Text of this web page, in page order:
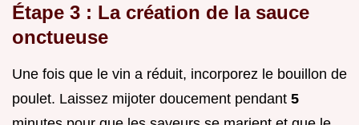
Étape 3 : La création de la sauce
onctueuse
Une fois que le vin a réduit, incorporez le bouillon de
poulet. Laissez mijoter doucement pendant 5